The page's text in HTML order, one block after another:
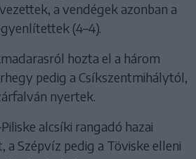
a vendégek azonban a
(4–4).
hozta el a három
pedig a Csíkszentmihálytól,
nyertek.
alcsíki rangadó hazai
Szépvíz pedig a Töviske elleni